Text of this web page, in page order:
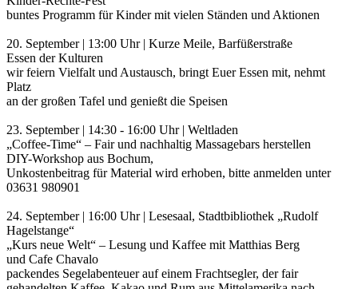
buntes Programm für Kinder mit vielen Ständen und Aktionen
20. September | 13:00 Uhr | Kurze Meile, Barfüßerstraße
Essen der Kulturen
wir feiern Vielfalt und Austausch, bringt Euer Essen mit, nehmt
Platz
an der großen Tafel und genießt die Speisen
23. September | 14:30 - 16:00 Uhr | Weltladen
„Coffee-Time“ – Fair und nachhaltig Massagebars herstellen
DIY-Workshop aus Bochum,
Unkostenbeitrag für Material wird erhoben, bitte anmelden unter
03631 980901
24. September | 16:00 Uhr | Lesesaal, Stadtbibliothek „Rudolf
Hagelstange“
„Kurs neue Welt“ – Lesung und Kaffee mit Matthias Berg
und Cafe Chavalo
packendes Segelabenteuer auf einem Frachtsegler, der fair